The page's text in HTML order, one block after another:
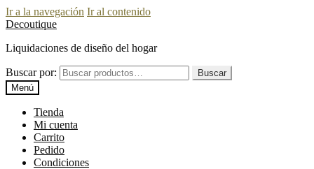
Ir a la navegación Ir al contenido
Decoutique
Liquidaciones de diseño del hogar
Buscar por:
Buscar
Menú
Tienda
Mi cuenta
Carrito
Pedido
Condiciones